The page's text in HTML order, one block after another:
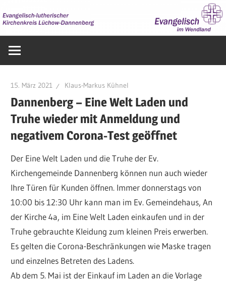
Inhalt
springen
im
15. März 2021 Klaus-Markus Kühnel
Dannenberg – Eine Welt Laden und
Truhe wieder mit Anmeldung und
negativem Corona-Test geöffnet
Der Eine Welt Laden und die Truhe der Ev.
Kirchengemeinde Dannenberg können nun auch wieder
Ihre Türen für Kunden öffnen. Immer donnerstags von
10:00 bis 12:30 Uhr kann man im Ev. Gemeindehaus, An
der Kirche 4a, im Eine Welt Laden einkaufen und in der
Truhe gebrauchte Kleidung zum kleinen Preis erwerben.
Es gelten die Corona-Beschränkungen wie Maske tragen
und einzelnes Betreten des Ladens.
Ab dem 5. Mai ist der Einkauf im Laden an die Vorlage